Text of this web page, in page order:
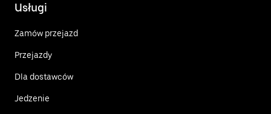
Usługi
Zamów przejazd
Przejazdy
Dla dostawców
Jedzenie